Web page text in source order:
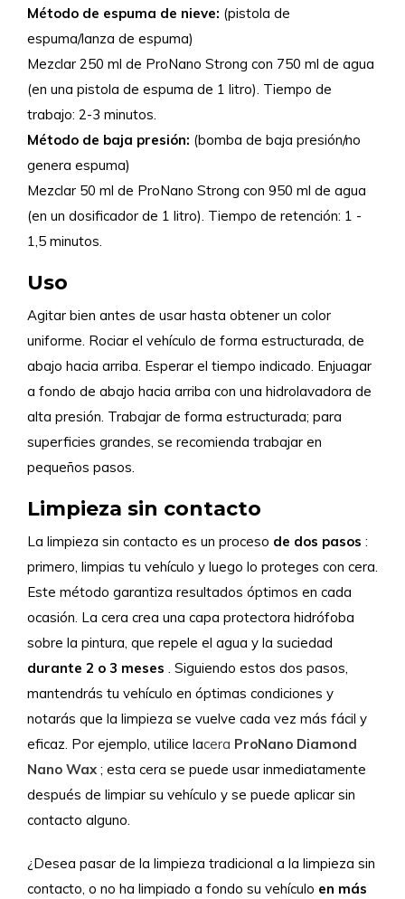
Método de espuma de nieve: (pistola de
espuma/lanza de espuma)
Mezclar 250 ml de ProNano Strong con 750 ml de agua
(en una pistola de espuma de 1 litro). Tiempo de
trabajo: 2-3 minutos.
Método de baja presión: (bomba de baja presión/no
genera espuma)
Mezclar 50 ml de ProNano Strong con 950 ml de agua
(en un dosificador de 1 litro). Tiempo de retención: 1 -
1,5 minutos.
Uso
Agitar bien antes de usar hasta obtener un color
uniforme. Rociar el vehículo de forma estructurada, de
abajo hacia arriba. Esperar el tiempo indicado. Enjuagar
a fondo de abajo hacia arriba con una hidrolavadora de
alta presión. Trabajar de forma estructurada; para
superficies grandes, se recomienda trabajar en
pequeños pasos.
Limpieza sin contacto
La limpieza sin contacto es un proceso de dos pasos :
primero, limpias tu vehículo y luego lo proteges con cera.
Este método garantiza resultados óptimos en cada
ocasión. La cera crea una capa protectora hidrófoba
sobre la pintura, que repele el agua y la suciedad
durante 2 o 3 meses . Siguiendo estos dos pasos,
mantendrás tu vehículo en óptimas condiciones y
notarás que la limpieza se vuelve cada vez más fácil y
eficaz. Por ejemplo, utilice lacera ProNano Diamond
Nano Wax ; esta cera se puede usar inmediatamente
después de limpiar su vehículo y se puede aplicar sin
contacto alguno.
¿Desea pasar de la limpieza tradicional a la limpieza sin
contacto, o no ha limpiado a fondo su vehículo en más